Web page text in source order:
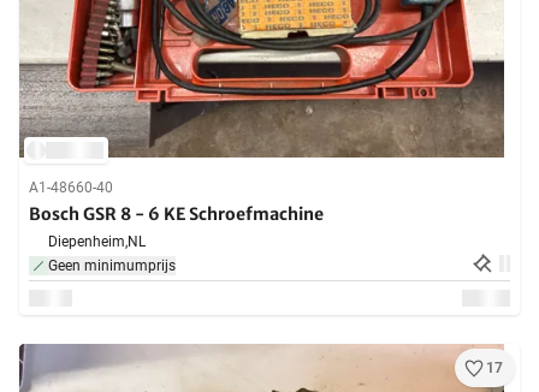
A1-48660-40
Bosch GSR 8 - 6 KE Schroefmachine
Diepenheim,NL
Geen minimumprijs
17